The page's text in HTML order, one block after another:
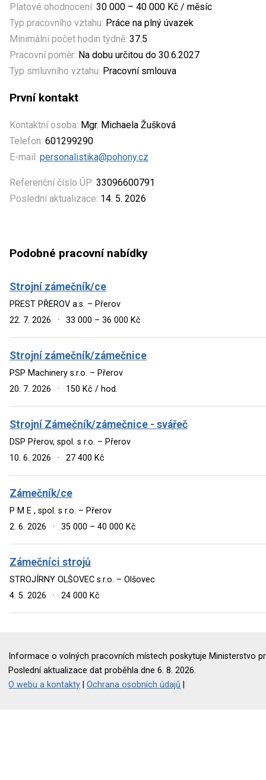
Platové ohodnocení: 30 000 – 40 000 Kč / měsíc
Typ pracovního vztahu: Práce na plný úvazek
Minimální počet hodin týdně: 37.5
Pracovní poměr: Na dobu určitou do 30.6.2027
Typ smluvního vztahu: Pracovní smlouva
První kontakt
Kontaktní osoba: Mgr. Michaela Žušková
Telefon: 601299290
E-mail: personalistika@pohony.cz
Referenční číslo ÚP: 33096600791
Poslední aktualizace: 14. 5. 2026
Podobné pracovní nabídky
Strojní zámečník/ce
PREST PŘEROV a.s. – Přerov
22. 7. 2026
· 33 000 – 36 000 Kč
Strojní zámečník/zámečnice
PSP Machinery s.r.o. – Přerov
20. 7. 2026
· 150 Kč / hod.
Strojní Zámečník/zámečnice - svářeč
DSP Přerov, spol. s r.o. – Přerov
10. 6. 2026
· 27 400 Kč
Zámečník/ce
P M E , spol. s r.o. – Přerov
2. 6. 2026
· 35 000 – 40 000 Kč
Zámečníci strojů
STROJÍRNY OLŠOVEC s.r.o. – Olšovec
4. 5. 2026
· 24 000 Kč
Informace o volných pracovních místech poskytuje Ministerstvo
Poslední aktualizace dat proběhla dne 6. 8. 2026.
O webu a kontakty |Ochrana osobních údajů